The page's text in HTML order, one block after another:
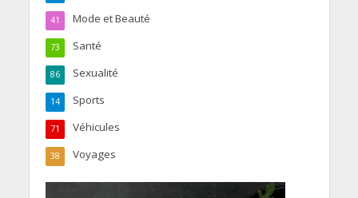
Mode et Beauté
41
Santé
73
Sexualité
86
Sports
14
Véhicules
71
Voyages
38